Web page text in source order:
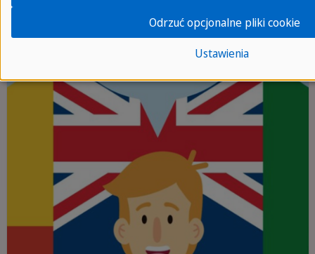
Ustawienia
Odrzuć opcjonalne pliki cookie